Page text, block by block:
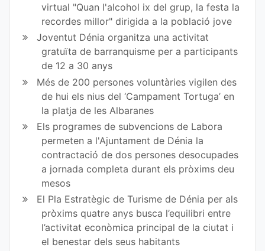
bo
ok
er
virtual "Quan l'alcohol ix del grup, la festa la
recordes millor" dirigida a la població jove
Joventut Dénia organitza una activitat
gratuïta de barranquisme per a participants
de 12 a 30 anys
Més de 200 persones voluntàries vigilen des
de hui els nius del ‘Campament Tortuga’ en
la platja de les Albaranes
Els programes de subvencions de Labora
permeten a l'Ajuntament de Dénia la
contractació de dos persones desocupades
a jornada completa durant els pròxims deu
mesos
El Pla Estratègic de Turisme de Dénia per als
pròxims quatre anys busca l’equilibri entre
l’activitat econòmica principal de la ciutat i
el benestar dels seus habitants